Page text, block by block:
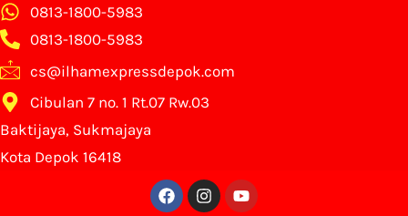
0813-1800-5983
0813-1800-5983
cs@ilhamexpressdepok.com
Cibulan 7 no. 1 Rt.07 Rw.03
Baktijaya, Sukmajaya
Kota Depok 16418